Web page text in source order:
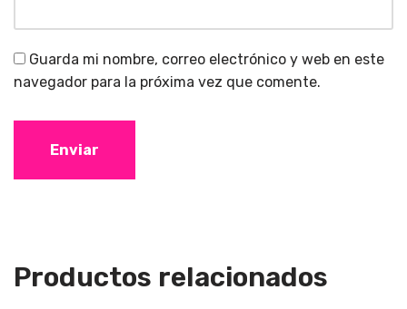
Guarda mi nombre, correo electrónico y web en este
navegador para la próxima vez que comente.
Productos relacionados